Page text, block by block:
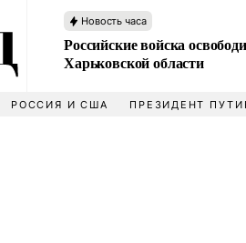
Новость часа
Российские войска
Харьковской области
РОССИЯ И США ПРЕЗИДЕНТ